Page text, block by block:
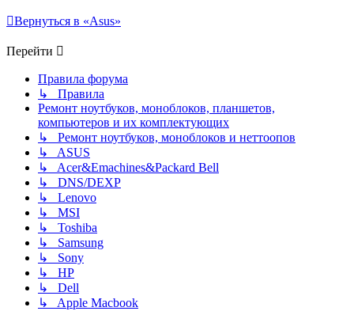
Вернуться в «Asus»
Перейти
Правила форума
↳ Правила
Ремонт ноутбуков, моноблоков, планшетов,
компьютеров и их комплектующих
↳ Ремонт ноутбуков, моноблоков и неттоопов
↳ ASUS
↳ Acer&Emachines&Packard Bell
↳ DNS/DEXP
↳ Lenovo
↳ MSI
↳ Toshiba
↳ Samsung
↳ Sony
↳ HP
↳ Dell
↳ Apple Macbook